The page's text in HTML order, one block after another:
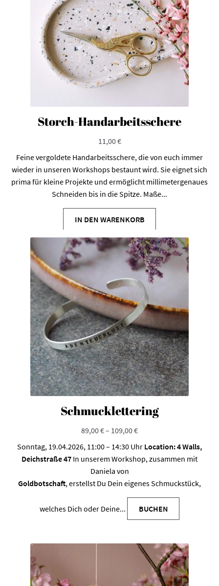
auf
der
Produktseite
gewählt
werden
Storch-Handarbeitsschere
11,00€
Feine vergoldete Handarbeitsschere, die von euch immer
wieder in unseren Workshops bestaunt wird. Sie eignet sich
prima für kleine Projekte und ermöglicht millimetergenaues
Schneiden bis in die Spitze. Maße...
IN DEN WARENKORB
Schmucklettering
89,00€– 109,00€
Sonntag, 19.04.2026, 11:00 – 14:30 Uhr Location: 4 Walls,
Deichstraße 47 In unserem Workshop, zusammen mit
Daniela von
Goldbotschaft, erstellst Du Dein eigenes Schmuckstück,
welches Dich oder Deine... BUCHEN
weist
Varianten
auf.
Die
Optionen